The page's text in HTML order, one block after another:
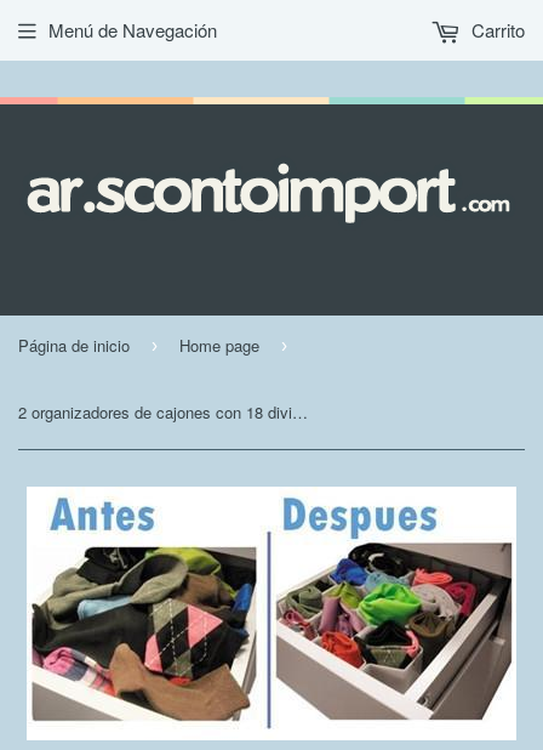
Menú de Navegación Carrito
Página de inicio › Home page ›
2 organizadores de cajones con 18 divisores